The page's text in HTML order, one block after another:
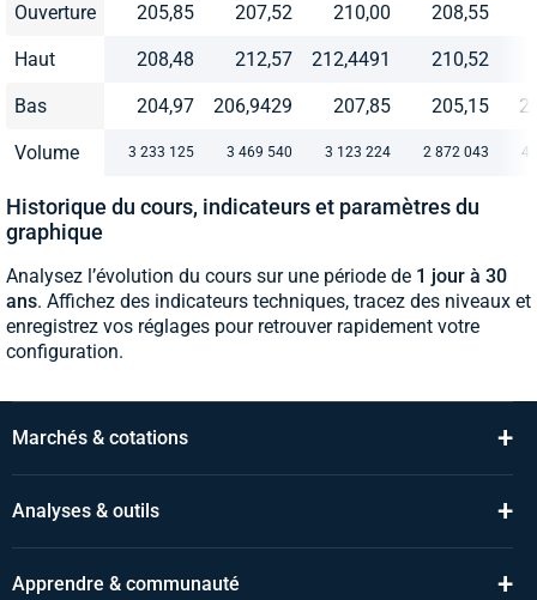
Ouverture 205,85 207,52 210,00 208,55
Haut 208,48 212,57 212,4491 210,52
Bas 204,97 206,9429 207,85 205,15
Volume 3 233 125 3 469 540 3 123 224 2 872 043 4
Historique du cours, indicateurs et paramètres du
graphique
Analysez l’évolution du cours sur une période de 1 jour à 30
ans. Affichez des indicateurs techniques, tracez des niveaux et
enregistrez vos réglages pour retrouver rapidement votre
configuration.
Marchés & cotations +
Analyses & outils +
Apprendre & communauté +